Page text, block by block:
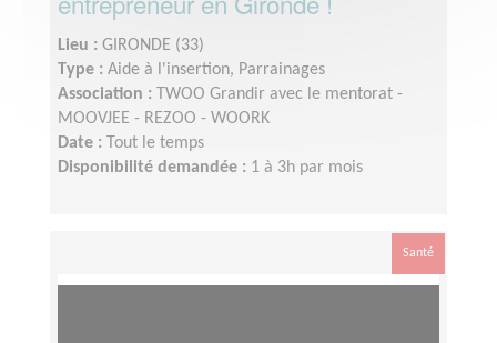
Lieu : GIRONDE (33)
Type : Aide à l'insertion, Parrainages
Association :
TWOO Grandir avec le mentorat -
MOOVJEE - REZOO - WOORK
Date :
Tout le temps
Disponibilité demandée : 1 à 3h par mois
Santé